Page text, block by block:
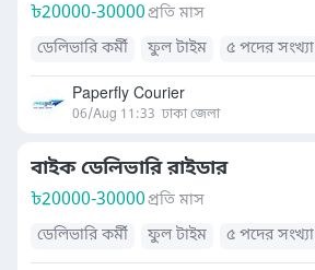
৳20000-30000প্রতি মাস
ডেলিভারি কর্মী
ফুল টাইম ৫ পদের সংখ্যা
Paperfly Courier
06/Aug 11:33 ঢাকা জেলা
বাইক ডেলিভারি রাইডার
৳20000-30000প্রতি মাস
ডেলিভারি কর্মী
ফুল টাইম ৫ পদের সংখ্যা